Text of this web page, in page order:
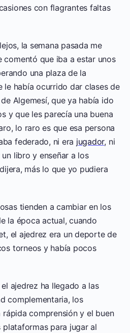
con flagrantes faltas
la semana pasada me
comentó que iba a estar unos
una plaza de la
le había ocurrido dar clases de
Algemesí, que ya había ido
y que les parecía una buena
lo raro es que esa persona
federado, ni era jugador, ni
libro y enseñar a los
más lo que yo pudiera
tienden a cambiar en los
la época actual, cuando
el ajedrez era un deporte de
torneos y había pocos
ajedrez ha llegado a las
complementaria, los
comprensión y el buen
para jugar al